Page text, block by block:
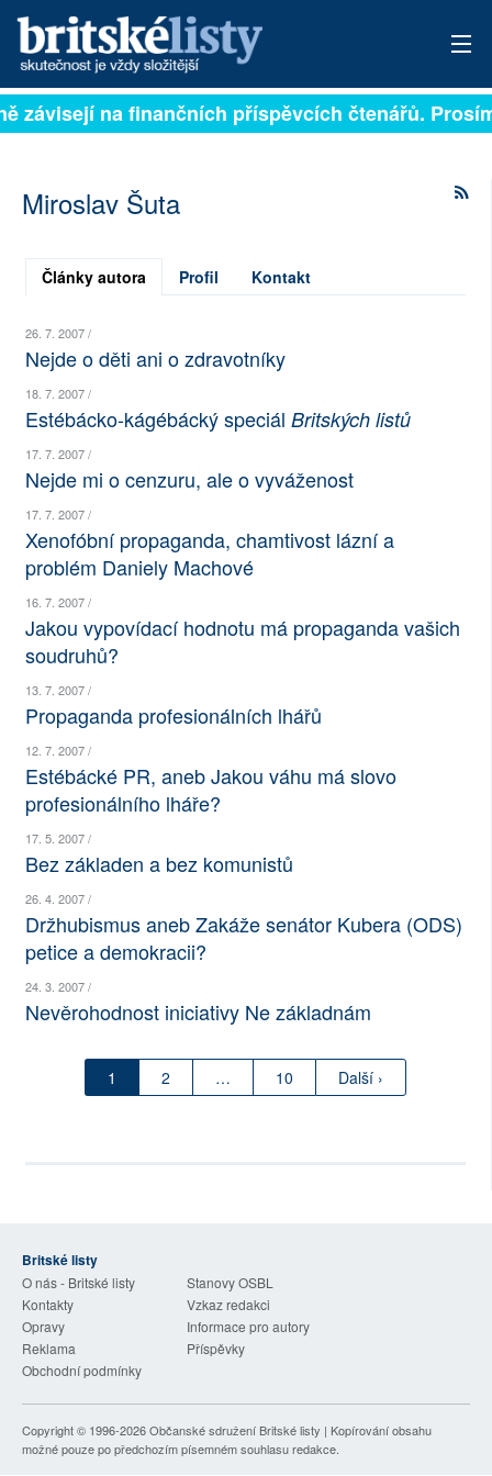
PŘIHLÁSIT
ARCHIV
ROZHOVORY
NEJČTENĚJŠÍ ZA 7 DNÍ
AUTOŘI
PŘÍSPĚVKY NA PROVOZ
SOCIÁLNÍ SÍTĚ
RUBRIKY
PLNÁ VERZE STRÁNEK
závisejí na finančních příspěvcích čtenářů.
Miroslav Šuta
Články autora Profil Kontakt
26. 7. 2007 /
Nejde o děti ani o zdravotníky
18. 7. 2007 /
Estébácko-kágébácký speciálBritských listů
17. 7. 2007 /
Nejde mi o cenzuru, ale o vyváženost
17. 7. 2007 /
Xenofóbní propaganda, chamtivost lázní a
problém Daniely Machové
16. 7. 2007 /
Jakou vypovídací hodnotu má propaganda vašich
soudruhů?
13. 7. 2007 /
Propaganda profesionálních lhářů
12. 7. 2007 /
Estébácké PR, aneb Jakou váhu má slovo
profesionálního lháře?
17. 5. 2007 /
Bez základen a bez komunistů
26. 4. 2007 /
Držhubismus aneb Zakáže senátor Kubera (ODS)
petice a demokracii?
24. 3. 2007 /
Nevěrohodnost iniciativy Ne základnám
1 2 … 10 Další ›
Britské listy
O nás - Britské listy
Stanovy OSBL
Kontakty
Vzkaz redakci
Opravy
Informace pro autory
Reklama
Příspěvky
Obchodní podmínky
Copyright © 1996-2026Občanské sdružení Britské listy | Kopírování obsahu
možné pouze po předchozím písemném souhlasu redakce.